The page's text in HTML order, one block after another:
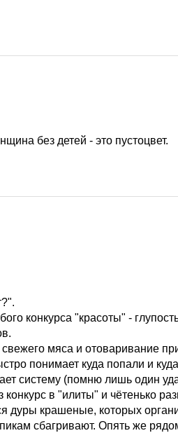
без детей - это пустоцвет.
конкурса "красоты" -
мяса и отоваривание
понимает куда попали и
систему (помню лишь один
в "илиты" и чётенько
дуры крашеные, которых
сбагривают. Опять же